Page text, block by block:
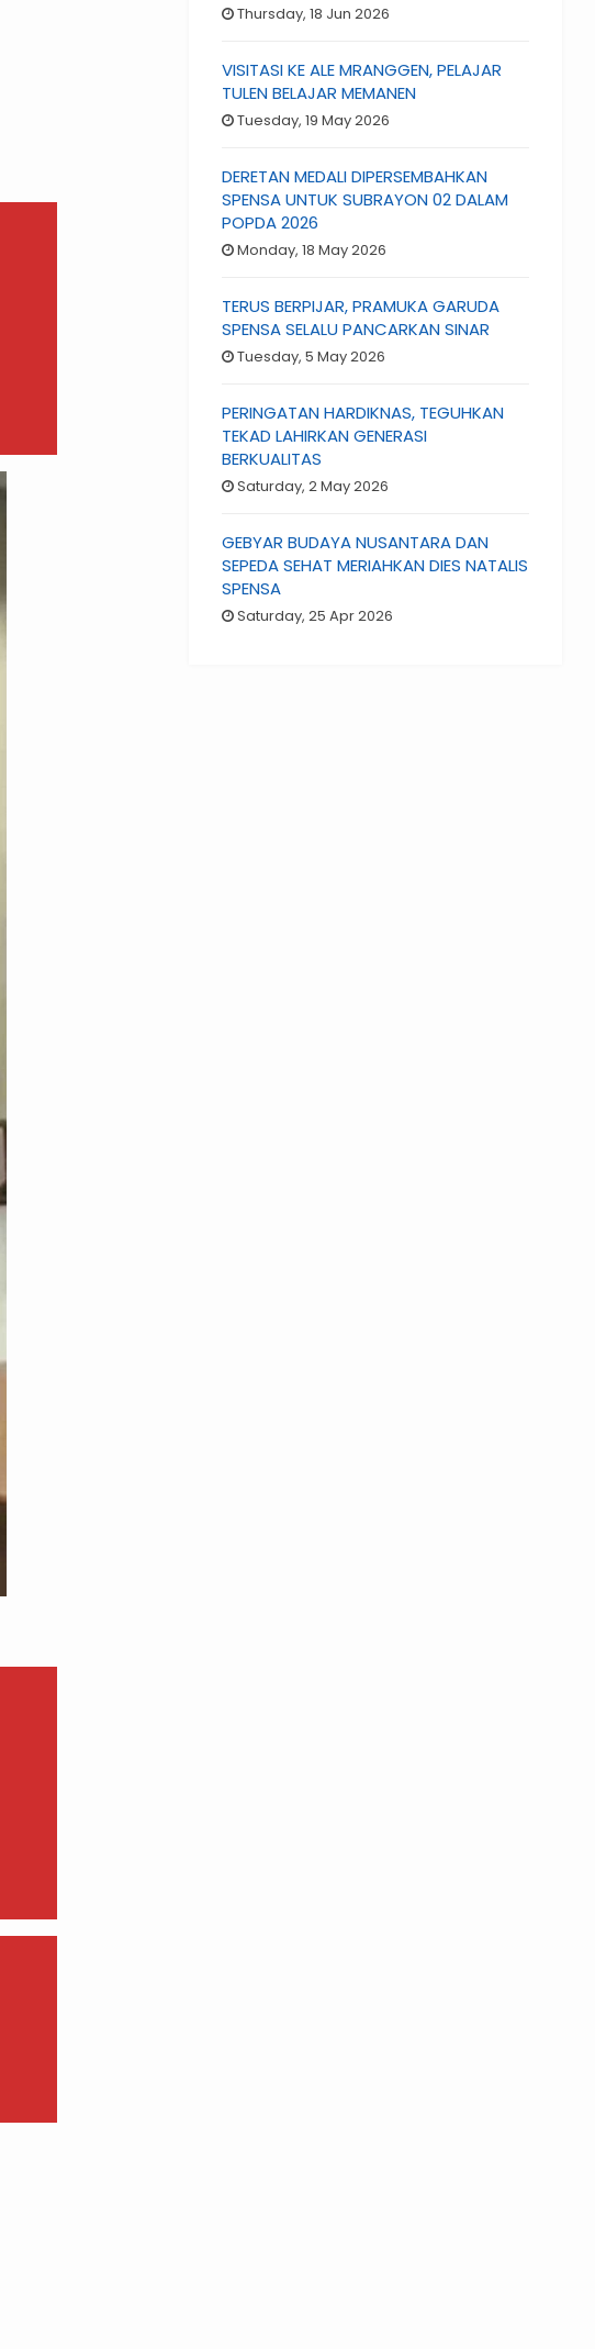
Thursday, 18 Jun 2026
VISITASI KE ALE MRANGGEN, PELAJAR
TULEN BELAJAR MEMANEN
Tuesday, 19 May 2026
DERETAN MEDALI DIPERSEMBAHKAN
SPENSA UNTUK SUBRAYON 02 DALAM
POPDA 2026
Monday, 18 May 2026
TERUS BERPIJAR, PRAMUKA GARUDA
SPENSA SELALU PANCARKAN SINAR
Tuesday, 5 May 2026
PERINGATAN HARDIKNAS, TEGUHKAN
TEKAD LAHIRKAN GENERASI
BERKUALITAS
Saturday, 2 May 2026
GEBYAR BUDAYA NUSANTARA DAN
SEPEDA SEHAT MERIAHKAN DIES NATALIS
SPENSA
Saturday, 25 Apr 2026